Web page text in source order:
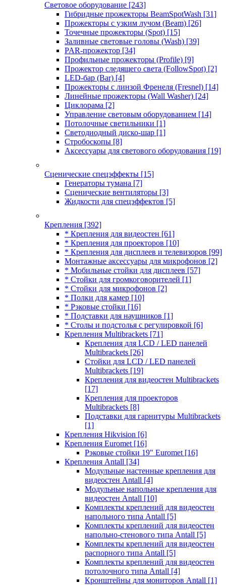
Световое оборудование [243]
Гибридные прожекторы BeamSpotWash [31]
Прожекторы с узким лучом (Beam) [26]
Точечные прожекторы (Spot) [15]
Заливные световые головы (Wash) [39]
PAR-прожектор [34]
Профильные прожекторы (Profile) [9]
Прожектор следящего света (FollowSpot) [2]
LED-бар (Bar) [4]
Прожекторы с линзой Френеля (Fresnel) [14]
Линейные прожекторы (Wall Washer) [24]
Циклорама [2]
Управление световым оборудованием [14]
Потолочные светильники [1]
Светодиодный диско-шар [1]
Стробоскопы [8]
Аксессуары для светового оборудования [19]
Сценические спецэффекты [15]
Генераторы тумана [7]
Сценические вентиляторы [3]
Жидкости для спецэффектов [5]
Крепления [392]
* Крепления для видеостен [61]
* Крепления для проекторов [10]
* Крепления для дисплеев и телевизоров [99]
Монтажные аксессуары для микрофонов [2]
* Мобильные стойки для дисплеев [57]
* Стойки для громкоговорителей [1]
* Стойки для микрофонов [2]
* Полки для камер [10]
* Рэковые стойки [16]
* Подставки для наушников [1]
* Столы и подстолья с регулировкой [6]
Крепления Multibrackets [71]
Крепления для LCD / LED панелей
Multibrackets [26]
Стойки для LCD / LED панелей
Multibrackets [19]
Крепления для видеостен Multibrackets
[17]
Крепления для проекторов
Multibrackets [8]
Подставки для гарнитуры Multibrackets
[1]
Крепления Hikvision [6]
Крепления Euromet [16]
Рэковые стойки 19" Euromet [16]
Крепления Antall [34]
Модульные настенные крепления для
видеостен Antall [4]
Модульные напольные крепления для
видеостен Antall [10]
Комплекты креплений для видеостен
напольного типа Antall [5]
Комплекты креплений для видеостен
напольно-стенового типа Antall [5]
Комплекты креплений для видеостен
распорного типа Antall [5]
Комплекты креплений для видеостен
потолочного типа Antall [4]
Кронштейны для мониторов Antall [1]